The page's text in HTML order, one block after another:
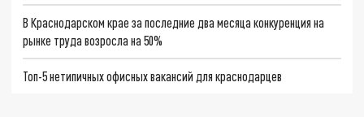
В Краснодарском крае за последние два месяца конкуренция на
рынке труда возросла на 50%
Топ-5 нетипичных офисных вакансий для краснодарцев